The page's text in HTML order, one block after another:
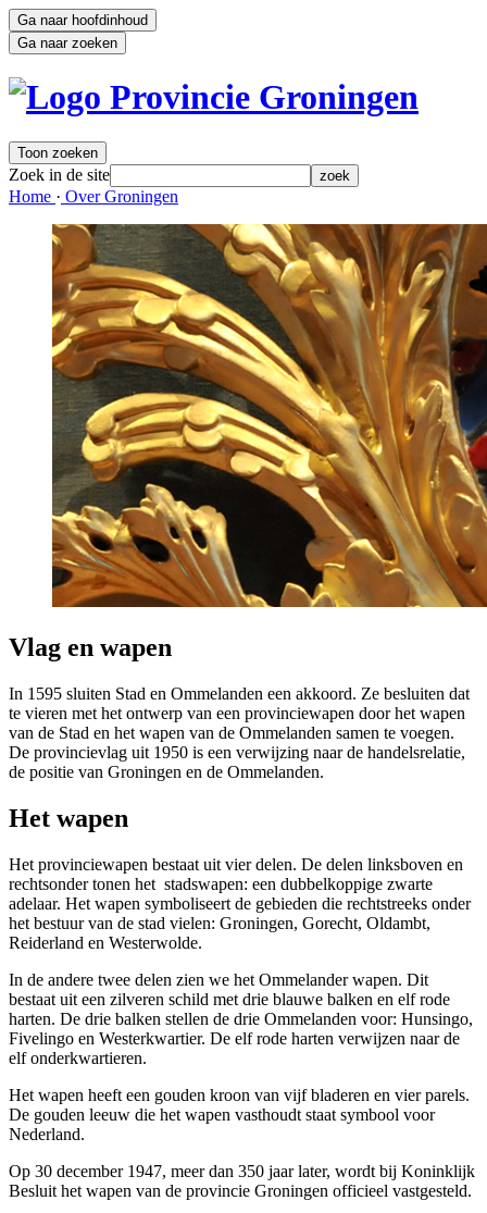
Ga naar hoofdinhoud
Ga naar zoeken
Toon zoeken
Zoek in de site zoek
Home · Over Groningen
Vlag en wapen
In 1595 sluiten Stad en Ommelanden een akkoord. Ze besluiten dat
te vieren met het ontwerp van een provinciewapen door het wapen
van de Stad en het wapen van de Ommelanden samen te voegen.
De provincievlag uit 1950 is een verwijzing naar de handelsrelatie,
de positie van Groningen en de Ommelanden.
Het wapen
Het provinciewapen bestaat uit vier delen. De delen linksboven en
rechtsonder tonen het stadswapen: een dubbelkoppige zwarte
adelaar. Het wapen symboliseert de gebieden die rechtstreeks onder
het bestuur van de stad vielen: Groningen, Gorecht, Oldambt,
Reiderland en Westerwolde.
In de andere twee delen zien we het Ommelander wapen. Dit
bestaat uit een zilveren schild met drie blauwe balken en elf rode
harten. De drie balken stellen de drie Ommelanden voor: Hunsingo,
Fivelingo en Westerkwartier. De elf rode harten verwijzen naar de
elf onderkwartieren.
Het wapen heeft een gouden kroon van vijf bladeren en vier parels.
De gouden leeuw die het wapen vasthoudt staat symbool voor
Nederland.
Op 30 december 1947, meer dan 350 jaar later, wordt bij Koninklijk
Besluit het wapen van de provincie Groningen officieel vastgesteld.